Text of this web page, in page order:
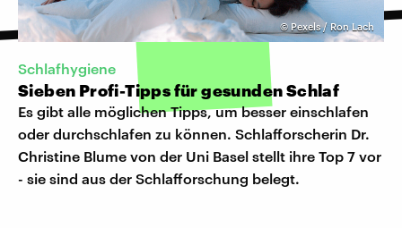
© Pexels / Ron Lach
Schlafhygiene
Sieben Profi-Tipps für gesunden Schlaf
Es gibt alle möglichen Tipps, um besser einschlafen
oder durchschlafen zu können. Schlafforscherin Dr.
Christine Blume von der Uni Basel stellt ihre Top 7 vor
- sie sind aus der Schlafforschung belegt.